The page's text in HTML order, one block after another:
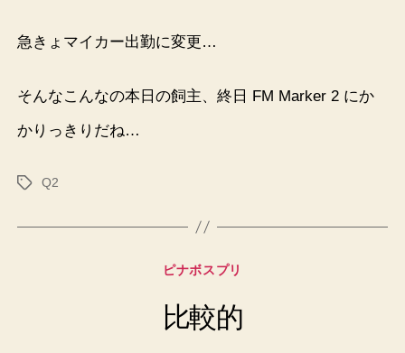
急きょマイカー出勤に変更…
そんなこんなの本日の飼主、終日 FM Marker 2 にか
かりっきりだね…
タ
Q2
カ
ゴ
リ
ピナボスプリ
比較的